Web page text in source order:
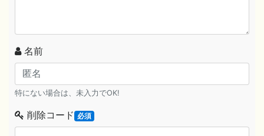
名前
特にない場合は、未入力でOK!
削除コード 必須